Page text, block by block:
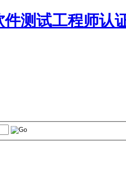
测试工程师认